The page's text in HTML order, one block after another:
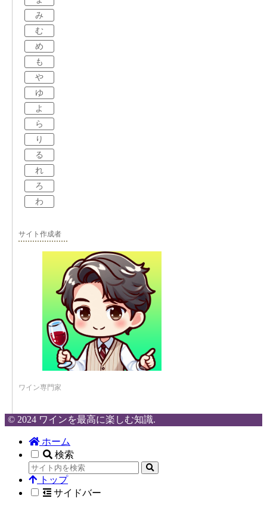
み
む
め
も
や
ゆ
よ
ら
り
る
れ
ろ
わ
サイト作成者
ワイン専門家
© 2024 ワインを最高に楽しむ知識.
ホーム
検索
トップ
サイドバー